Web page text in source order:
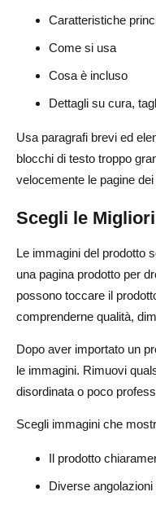
Caratteristiche
Come si usa
Cosa è incluso
Dettagli su cura,
Usa paragrafi brevi ed
blocchi di testo troppo
velocemente le pagine
Scegli le
Le immagini del prodotto
una pagina prodotto per
possono toccare il
comprenderne qualità,
Dopo aver importato un
le immagini. Rimuovi
disordinata o poco
Scegli immagini che
Il prodotto
Diverse angolazioni